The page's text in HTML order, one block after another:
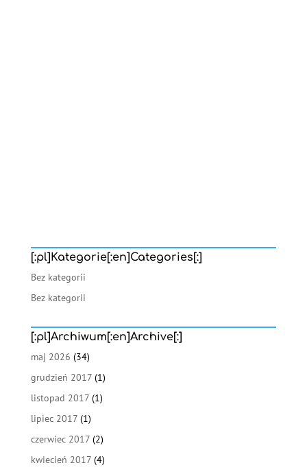
[:pl]Kategorie[:en]Categories[:]
Bez kategorii
Bez kategorii
[:pl]Archiwum[:en]Archive[:]
maj 2026 (34)
grudzień 2017(1)
listopad 2017(1)
lipiec 2017(1)
czerwiec 2017(2)
kwiecień 2017(4)